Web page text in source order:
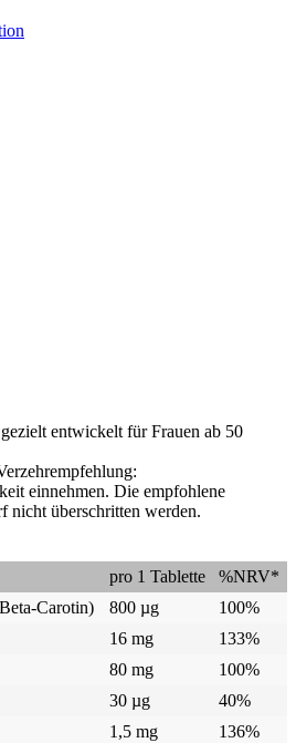
entwickelt für Frauen ab 50
einnehmen. Die empfohlene
nicht überschritten werden.
pro 1 Tablette
%NRV*
Carotin)
800 µg
100%
16 mg
133%
80 mg
100%
30 µg
40%
1,5 mg
136%